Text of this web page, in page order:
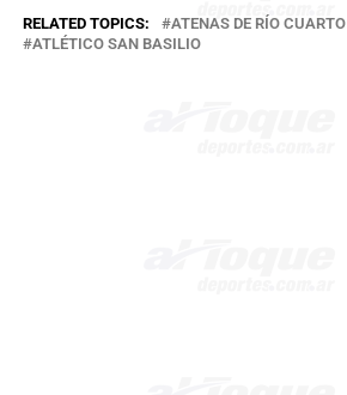
RELATED TOPICS:
ATENAS DE RÍO CUARTO
ATLÉTICO SAN BASILIO